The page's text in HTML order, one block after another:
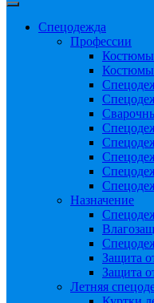
Спецодежда
Профессии
Костюмы
Костюмы
Назначение
Защита
Защита
Летняя